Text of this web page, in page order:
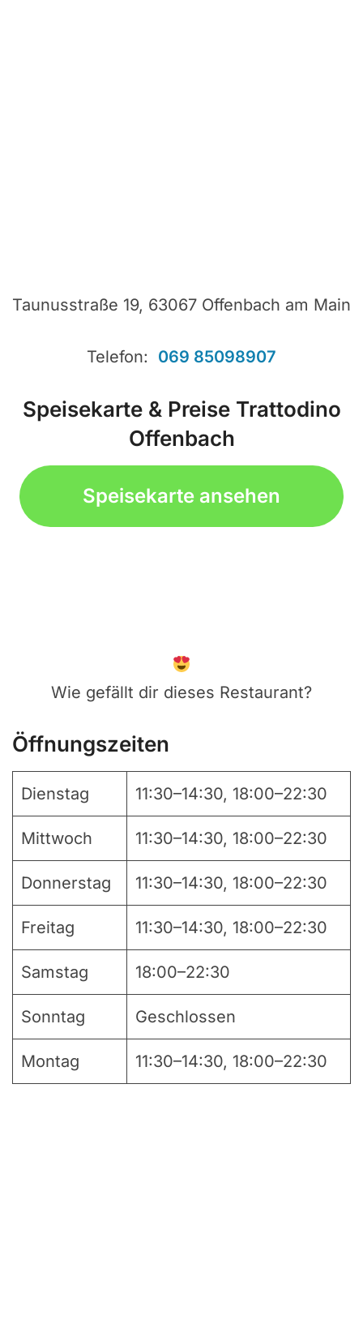
Taunusstraße 19, 63067 Offenbach am Main
Telefon: 069 85098907
Speisekarte & Preise Trattodino
Offenbach
Speisekarte ansehen
Wie gefällt dir dieses Restaurant?
Öffnungszeiten
Dienstag 11:30–14:30, 18:00–22:30
Mittwoch 11:30–14:30, 18:00–22:30
Donnerstag 11:30–14:30, 18:00–22:30
Freitag 11:30–14:30, 18:00–22:30
Samstag 18:00–22:30
Sonntag Geschlossen
Montag 11:30–14:30, 18:00–22:30